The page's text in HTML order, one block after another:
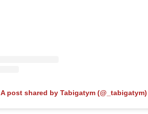
A post shared by Tabigatym (@_tabigatym)